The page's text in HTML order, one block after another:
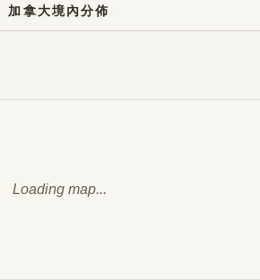
加拿大境內分佈
Loading map...